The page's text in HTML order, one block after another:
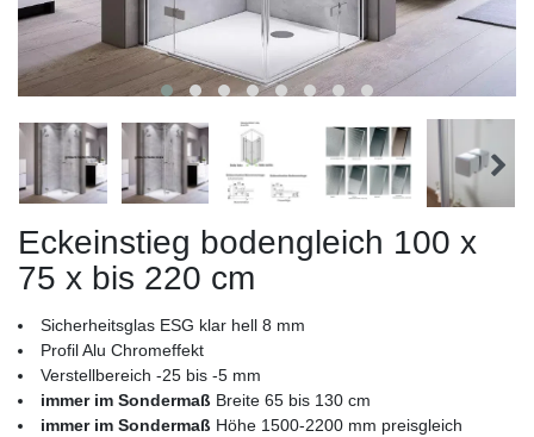
Eckeinstieg bodengleich 100 x
75 x bis 220 cm
Sicherheitsglas ESG klar hell 8 mm
Profil Alu Chromeffekt
Verstellbereich -25 bis -5 mm
immer im Sondermaß Breite 65 bis 130 cm
immer im Sondermaß Höhe 1500-2200 mm preisgleich